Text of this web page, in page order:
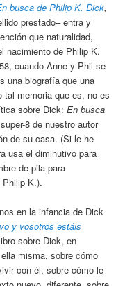
busca de Philip K. Dick,
prestado– entra y
que naturalidad,
nacimiento de Philip K.
cuando Anne y Phil se
una biografía que una
tal memoria que es, no es
sobre Dick:En busca
8 de nuestro autor
de su casa. (Si le he
usa el diminutivo para
de pila para
K.).
en la infancia de Dick
y vosotros estáis
sobre Dick, en
misma, sobre cómo
con él, sobre cómo le